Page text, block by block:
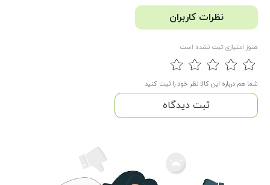
نظرات کاربران
هنوز امتیازی ثبت نشده است
شما هم درباره این کالا نظر خود را ثبت کنید
ثبت دیدگاه